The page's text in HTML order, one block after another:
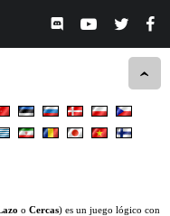
o Cercas) es un juego lógico con